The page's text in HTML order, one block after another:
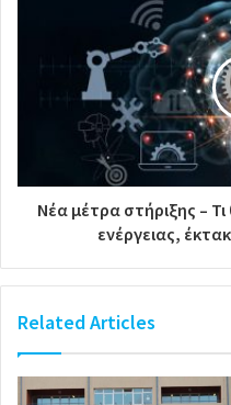
Νέα μέτρα στήριξης –
ενέργειας,
Related Articles